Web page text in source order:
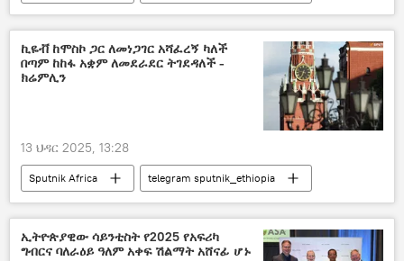
ኪዬቭ ከሞስኮ ጋር ለመነጋገር አሻፈረኝ ካለች
በጣም ከከፋ አቋም ለመደራደር ትገደዳለች -
ክሬምሊን
13 ህዳር 2025, 13:28
Sputnik Africa telegram sputnik_ethiopia
ኢትዮጵያዊው ሳይንቲስት የ2025 የአፍሪካ
ግብርና ባለራዕይ ዓለም አቀፍ ሽልማት አሸናፊ ሆኑ